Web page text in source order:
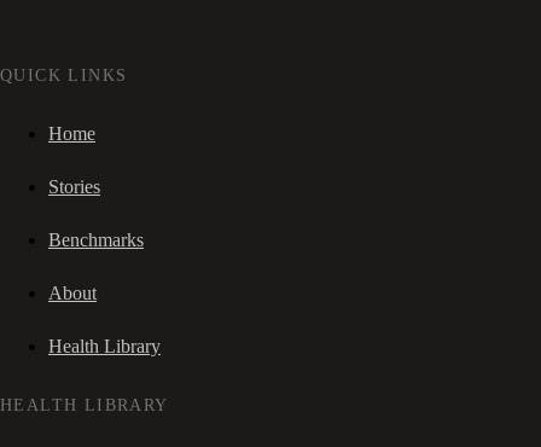
QUICK LINKS
Home
Stories
Benchmarks
About
Health Library
HEALTH LIBRARY